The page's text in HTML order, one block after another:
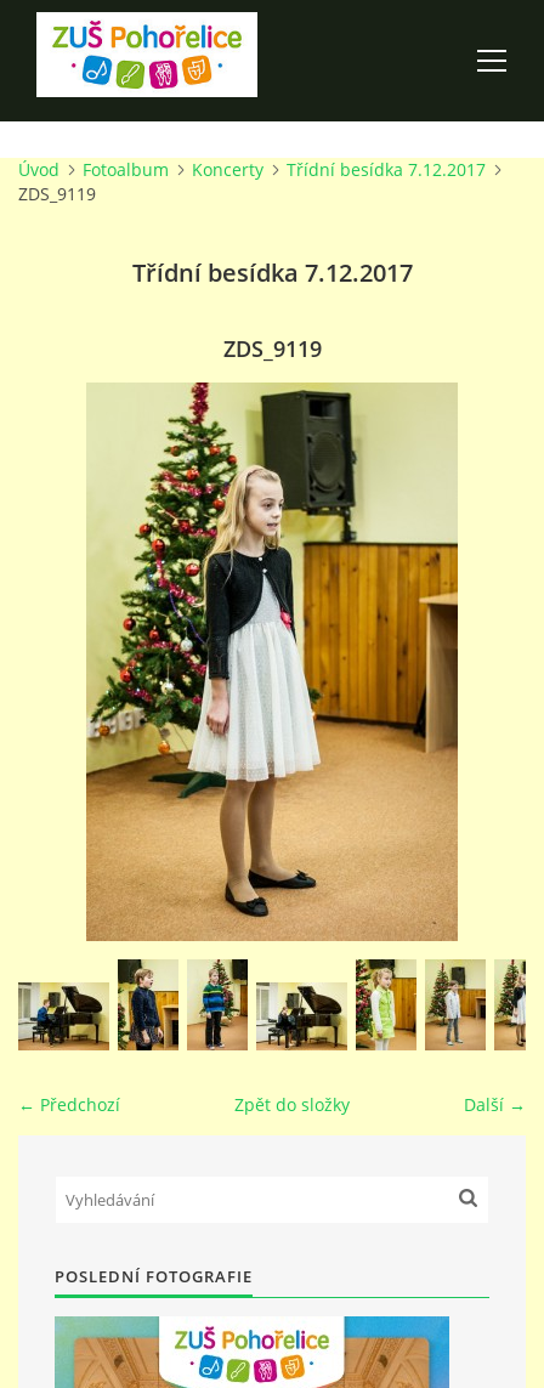
ÚVOD
TALENTOVÉ ZKOUŠKY
STUDIJNÍ OBORY
GALERIE
VIDEA - FILMOVÁ TVORBA
PEDAGOGICKÝ SBOR
DOKUMENTY / KE STAŽENÍ
KURZY
PŘÍMĚSTSKÝ TÁBOR
MISS VÝTVARNÝ MODEL
ZAMĚSTNÁNÍ
DOTACE
Úvod Fotoalbum Koncerty
Třídní besídka 7.12.2017
ZDS_9119
Třídní besídka 7.12.2017
ZDS_9119
← Předchozí Další →
Zpět do složky
POSLEDNÍ FOTOGRAFIE